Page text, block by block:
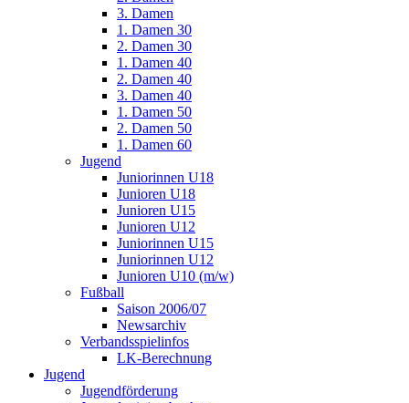
3. Damen
1. Damen 30
2. Damen 30
1. Damen 40
2. Damen 40
3. Damen 40
1. Damen 50
2. Damen 50
1. Damen 60
Jugend
Juniorinnen U18
Junioren U18
Junioren U15
Junioren U12
Juniorinnen U15
Juniorinnen U12
Junioren U10 (m/w)
Fußball
Saison 2006/07
Newsarchiv
Verbandsspielinfos
LK-Berechnung
Jugend
Jugendförderung